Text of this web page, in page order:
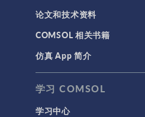
论文和技术资料
COMSOL 相关书籍
仿真 App 简介
学习 COMSOL
学习中心